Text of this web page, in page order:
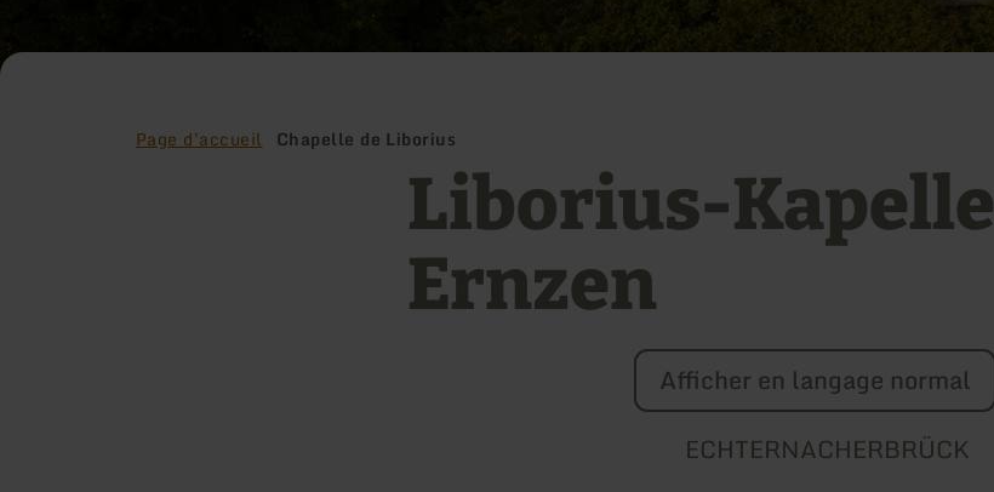
Page d'accueil Chapelle de Liborius
Liborius-Kapelle
Ernzen
Afficher en langage normal
ECHTERNACHERBRÜCK